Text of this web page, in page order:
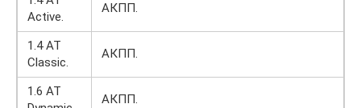
Active.
АКПП.
1.4 AT
Classic.
АКПП.
1.6 AT
АКПП.